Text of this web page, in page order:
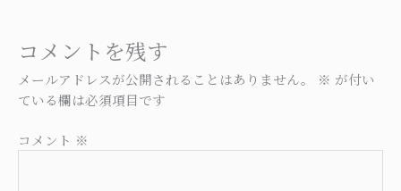
コメントを残す
メールアドレスが公開されることはありません。 ※ が付い
ている欄は必須項目です
コメント ※